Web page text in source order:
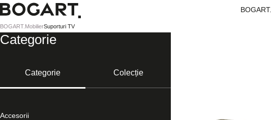
BOGART.
-
Pagina
BOGART.
BOGART. MobilierSuporturi TV
Categorie
Categorie Colecție
Accesorii